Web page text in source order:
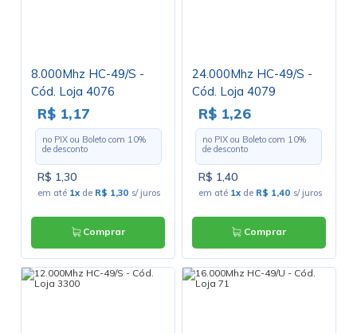
8.000Mhz HC-49/S -
Cód. Loja 4076
R$ 1,17
no PIX ou Boleto com 10%
de desconto
R$ 1,30
em até 1x de R$ 1,30 s/ juros
Comprar
24.000Mhz HC-49/S -
Cód. Loja 4079
R$ 1,26
no PIX ou Boleto com 10%
de desconto
R$ 1,40
em até 1x de R$ 1,40 s/ juros
Comprar